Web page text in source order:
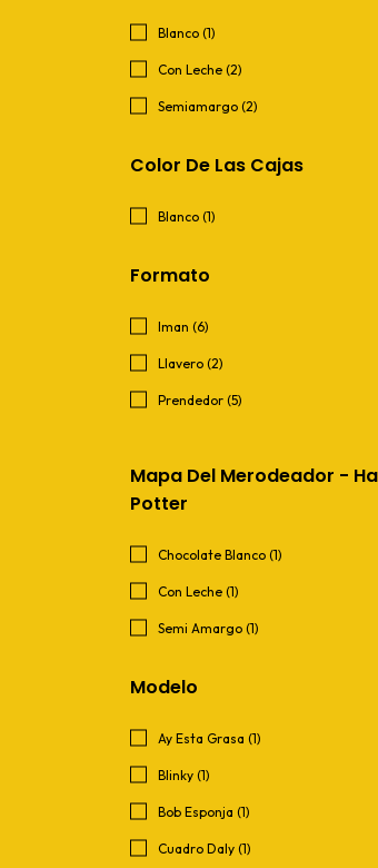
Blanco (1)
Con Leche (2)
Semiamargo (2)
Color De Las Cajas
Blanco (1)
Formato
Iman (6)
Llavero (2)
Prendedor (5)
Mapa Del Merodeador -
Potter
Chocolate Blanco (1)
Con Leche (1)
Semi Amargo (1)
Modelo
Ay Esta Grasa (1)
Blinky (1)
Bob Esponja (1)
Cuadro Daly (1)